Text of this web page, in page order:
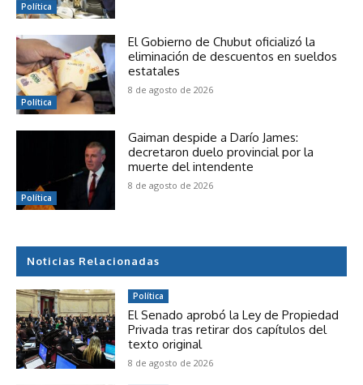
Política
Política
El Gobierno de Chubut oficializó la
eliminación de descuentos en sueldos
estatales
8 de agosto de 2026
Política
Gaiman despide a Darío James:
decretaron duelo provincial por la
muerte del intendente
8 de agosto de 2026
Noticias Relacionadas
Política
El Senado aprobó la Ley de Propiedad
Privada tras retirar dos capítulos del
texto original
8 de agosto de 2026